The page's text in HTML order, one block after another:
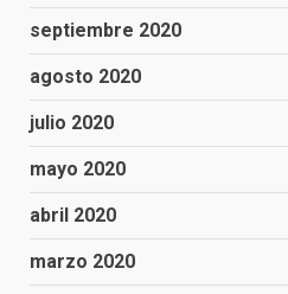
septiembre 2020
agosto 2020
julio 2020
mayo 2020
abril 2020
marzo 2020